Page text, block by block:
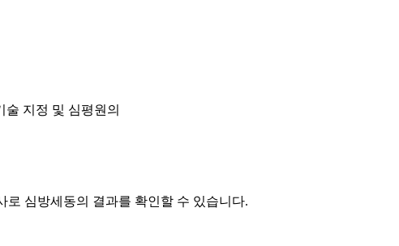
지정 및 심평원의
로 심방세동의 결과를 확인할 수 있습니다.